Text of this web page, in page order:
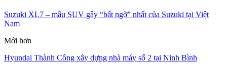
Suzuki XL7 – mẫu SUV gây “bất ngờ” nhất của Suzuki tại Việt
Nam
Mới hơn
Hyundai Thành Công xây dựng nhà máy số 2 tại Ninh Bình